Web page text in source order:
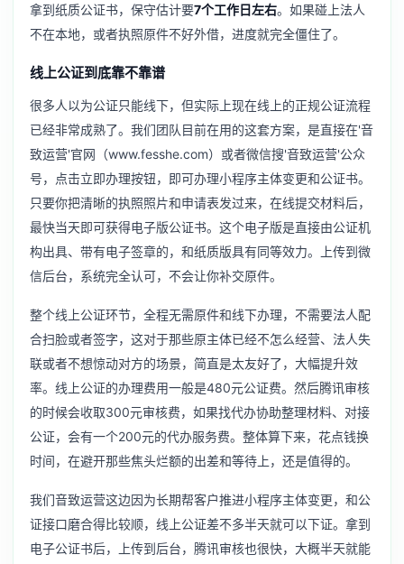
拿到纸质公证书，保守估计要7个工作日左右。如果碰上法人
不在本地，或者执照原件不好外借，进度就完全僵住了。
线上公证到底靠不靠谱
很多人以为公证只能线下，但实际上现在线上的正规公证流程
已经非常成熟了。我们团队目前在用的这套方案，是直接在'音
致运营'官网（www.fesshe.com）或者微信搜'音致运营'公众
号，点击立即办理按钮，即可办理小程序主体变更和公证书。
只要你把清晰的执照照片和申请表发过来，在线提交材料后，
最快当天即可获得电子版公证书。这个电子版是直接由公证机
构出具、带有电子签章的，和纸质版具有同等效力。上传到微
信后台，系统完全认可，不会让你补交原件。
整个线上公证环节，全程无需原件和线下办理，不需要法人配
合扫脸或者签字，这对于那些原主体已经不怎么经营、法人失
联或者不想惊动对方的场景，简直是太友好了，大幅提升效
率。线上公证的办理费用一般是480元公证费。然后腾讯审核
的时候会收取300元审核费，如果找代办协助整理材料、对接
公证，会有一个200元的代办服务费。整体算下来，花点钱换
时间，在避开那些焦头烂额的出差和等待上，还是值得的。
我们音致运营这边因为长期帮客户推进小程序主体变更，和公
证接口磨合得比较顺，线上公证差不多半天就可以下证。拿到
电子公证书后，上传到后台，腾讯审核也很快，大概半天就能